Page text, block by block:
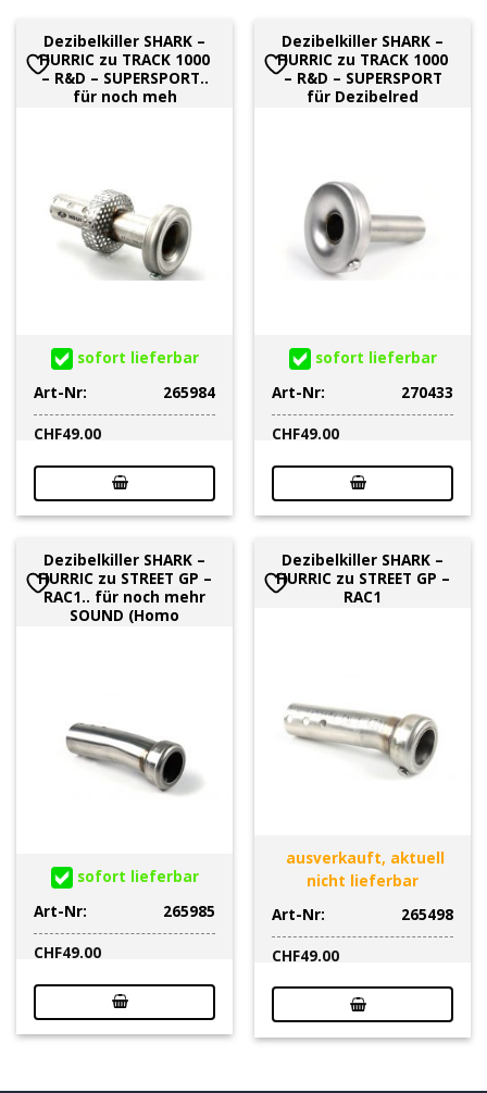
Dezibelkiller SHARK –
HURRIC zu TRACK 1000
– R&D – SUPERSPORT..
für noch meh
sofort lieferbar
Art-Nr:
265984
CHF49.00
Dezibelkiller SHARK –
HURRIC zu TRACK 1000
– R&D – SUPERSPORT
für Dezibelred
sofort lieferbar
Art-Nr:
270433
CHF49.00
Dezibelkiller SHARK –
HURRIC zu STREET GP –
RAC1.. für noch mehr
SOUND (Homo
sofort lieferbar
Art-Nr:
265985
CHF49.00
Dezibelkiller SHARK –
HURRIC zu STREET GP –
RAC1
ausverkauft, aktuell
nicht lieferbar
Art-Nr:
265498
CHF49.00